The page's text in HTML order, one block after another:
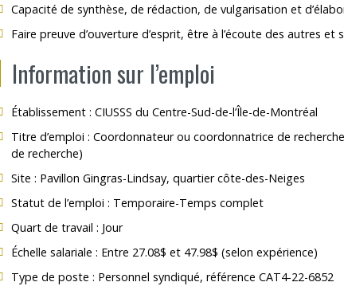
Capacité de synthèse, de rédaction, de vulgarisation et
Faire preuve d’ouverture d’esprit, être à l’écoute des autres et
Information sur l’emploi
Établissement : CIUSSS du Centre-Sud-de-l’Île-de-Montréal
Titre d’emploi : Coordonnateur ou coordonnatrice de
de recherche)
Site : Pavillon Gingras-Lindsay, quartier côte-des-Neiges
Statut de l’emploi : Temporaire-Temps complet
Quart de travail : Jour
Échelle salariale : Entre 27.08$ et 47.98$ (selon expérience)
Type de poste : Personnel syndiqué, référence CAT4-22-6852